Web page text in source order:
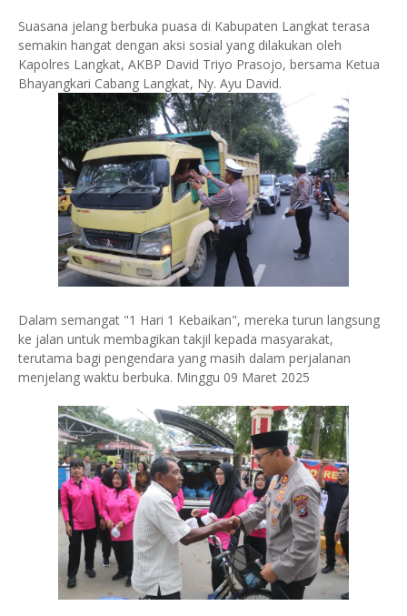
Suasana jelang berbuka puasa di Kabupaten Langkat terasa
semakin hangat dengan aksi sosial yang dilakukan oleh
Kapolres Langkat, AKBP David Triyo Prasojo, bersama Ketua
Bhayangkari Cabang Langkat, Ny. Ayu David.
Dalam semangat "1 Hari 1 Kebaikan", mereka turun langsung
ke jalan untuk membagikan takjil kepada masyarakat,
terutama bagi pengendara yang masih dalam perjalanan
menjelang waktu berbuka. Minggu 09 Maret 2025